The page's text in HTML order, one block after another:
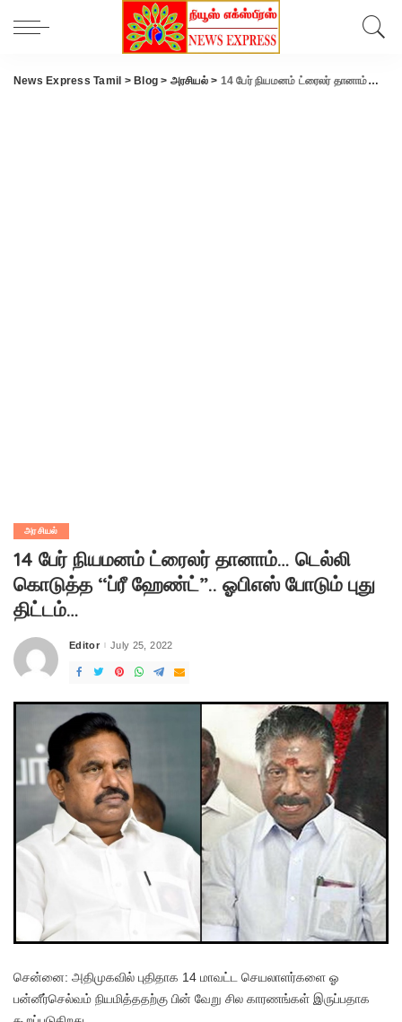
News Express Tamil > Blog > அரசியல்> 14 பேர் நியமனம் ட்ரைலர் தானாம்… டெல்லி கொடுத்த “ப்ரீ ஹேண்ட்”.. ஓபிஎஸ் போடும் புது திட்டம்…
அரசியல்
14 பேர் நியமனம் ட்ரைலர் தானாம்… டெல்லி
கொடுத்த “ப்ரீ ஹேண்ட்”.. ஓபிஎஸ் போடும் புது
திட்டம்…
Posted
Editor July 25, 2022
சென்னை: அதிமுகவில் புதிதாக 14 மாவட்ட செயலாளர்களை ஓ
பன்னீர்செல்வம் நியமித்ததற்கு பின் வேறு சில காரணங்கள் இருப்பதாக